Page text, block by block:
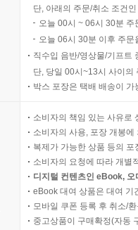
단, 아래의 주문/취소 조건
오늘 00시 ~ 06시 30분
오늘 06시 30분 이후 주
직수입 음반/영상물/기프트
단, 당일 00시~13시 사이의
박스 포장은 택배 배송이
소비자의 책임 있는 사유로
소비자의 사용, 포장 개봉
복제가 가능한 상품 등의
소비자의 요청에 따라 개별
디지털 컨텐츠인 eBook,
eBook 대여 상품은 대여 기
모바일 쿠폰 등록 후 취소/
중고상품이 구매확정(자동